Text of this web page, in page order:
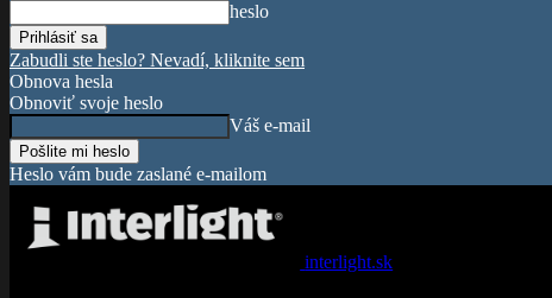
heslo
Zabudli ste heslo? Nevadí, kliknite sem
Obnova hesla
Obnoviť svoje heslo
Váš e-mail
Heslo vám bude zaslané e-mailom
interlight.sk